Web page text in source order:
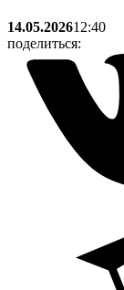
14.05.202612:40
поделиться: